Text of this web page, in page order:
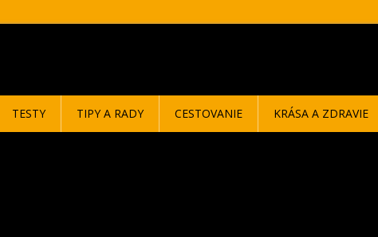
TESTY TIPY A RADY CESTOVANIE KRÁSA A ZDRAVIE